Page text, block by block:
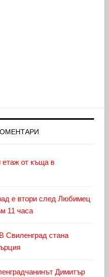
от къща в
е втори след Любимец
11 часа
В Свиленград стана
Димитър